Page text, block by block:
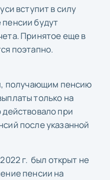
вступит в силу
будут
Принятое еще в
поэтапно.
получающим пенсию
только на
при
после указанной
г. был открыт не
пенсии на